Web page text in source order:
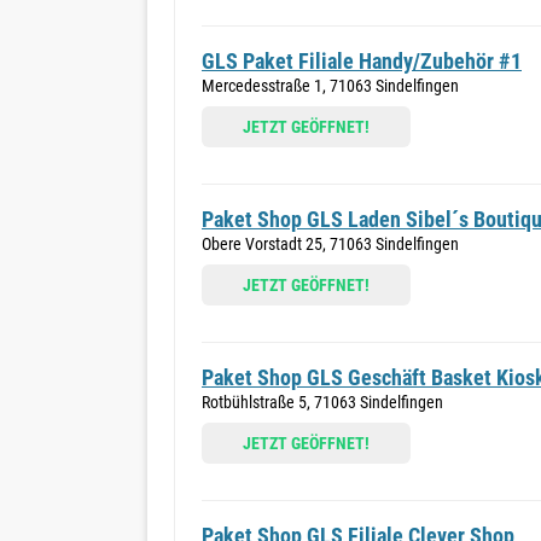
GLS Paket Filiale Handy/Zubehör #1
Mercedesstraße 1, 71063 Sindelfingen
JETZT GEÖFFNET!
Paket Shop GLS Laden Sibel´s
Obere Vorstadt 25, 71063 Sindelfingen
JETZT GEÖFFNET!
Paket Shop GLS Geschäft Basket
Rotbühlstraße 5, 71063 Sindelfingen
JETZT GEÖFFNET!
Paket Shop GLS Filiale Clever Shop